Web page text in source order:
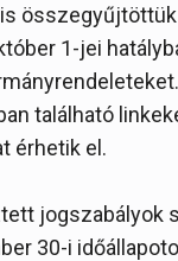
1-jei
található
érhetik el.
jogszabályok
30-i